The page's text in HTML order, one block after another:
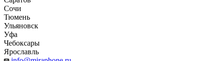
Сочи
Тюмень
Ульяновск
Уфа
Чебоксары
Ярославль